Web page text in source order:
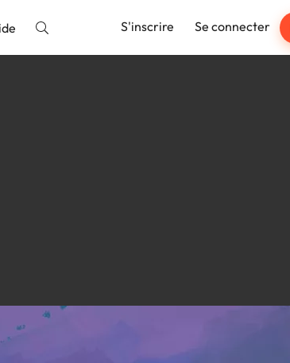
S'inscrire Se connecter